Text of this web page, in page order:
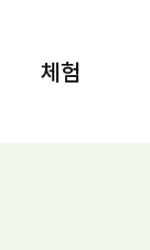
체험